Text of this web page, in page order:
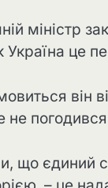
міністр
Україна це
він
погодився
що єдиний